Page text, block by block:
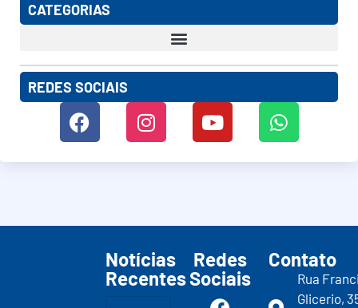
CATEGORIAS
REDES SOCIAIS
Notícias
Recentes
Redes
Sociais
Contato
Rua
Glicerio,